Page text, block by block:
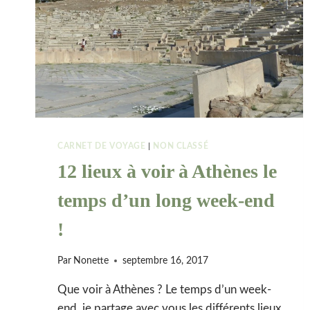
CARNET DE VOYAGE NON CLASSÉ
12 lieux à voir à Athènes le
temps d’un long week-end
!
Par Nonette septembre 16, 2017
Que voir à Athènes ? Le temps d’un week-